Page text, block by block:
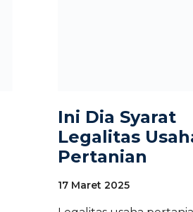
Ini Dia Syarat
Legalitas
Pertanian
17 Maret 2025